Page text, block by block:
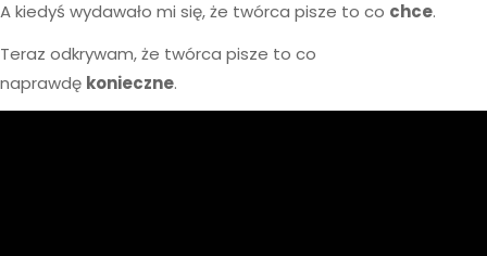
A kiedyś wydawało mi się, że twórca pisze to co chce.
Teraz odkrywam, że twórca pisze to co
naprawdę konieczne.